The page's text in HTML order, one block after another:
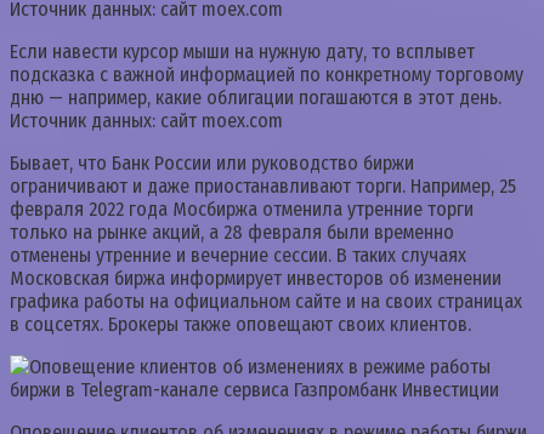
Если навести курсор мыши на нужную дату, то всплывет
подсказка с важной информацией по конкретному торговому
дню — например, какие облигации погашаются в этот день.
Источник данных: сайт moex.com
Бывает, что Банк России или руководство биржи
ограничивают и даже приостанавливают торги. Например, 25
февраля 2022 года Мосбиржа отменила утренние торги
только на рынке акций, а 28 февраля были временно
отменены утренние и вечерние сессии. В таких случаях
Московская биржа информирует инвесторов об изменении
графика работы на официальном сайте и на своих страницах
в соцсетях. Брокеры также оповещают своих клиентов.